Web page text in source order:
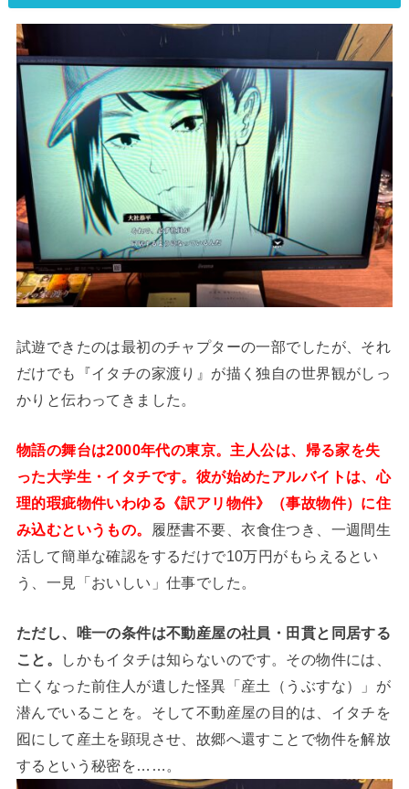
試遊できたのは最初のチャプターの一部でしたが、それ
だけでも『イタチの家渡り』が描く独自の世界観がしっ
かりと伝わってきました。
物語の舞台は2000年代の東京。主人公は、帰る家を失
った大学生・イタチです。彼が始めたアルバイトは、心
理的瑕疵物件いわゆる《訳アリ物件》（事故物件）に住
み込むというもの。
履歴書不要、衣食住つき、一週間生
活して簡単な確認をするだけで10万円がもらえるとい
う、一見「おいしい」仕事でした。
ただし、唯一の条件は不動産屋の社員・田貫と同居する
こと。
しかもイタチは知らないのです。その物件には、
亡くなった前住人が遺した怪異「産土（うぶすな）」が
潜んでいることを。そして不動産屋の目的は、イタチを
囮にして産土を顕現させ、故郷へ還すことで物件を解放
するという秘密を……。